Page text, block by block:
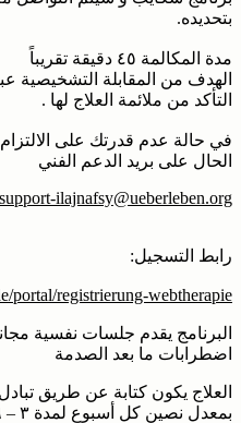
بتحديده.
مدة المكالمة ٤٥ دقيقة تقريباً
الهدف من المقابلة التشخيصية
التأكد من ملائمة العلاج لها .
في حالة عدم قدرتك على
الحال على بريد الدعم الفني
support-ilajnafsy@ueberleben.org
رابط التسجيل:
portal/registrierung-webtherapie/
البرنامج يقدم جلسات نفسية
اضطرابات ما بعد الصدمة
العلاج يكون كتابة عن طريق
بمعدل نصين كل أسبوع لمدة ٣ – ٦ أسابيع